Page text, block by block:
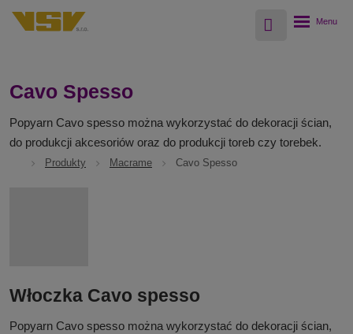
Vyhledávání
Rozbalení
Cavo Spesso
Popyarn Cavo spesso można wykorzystać do dekoracji ścian,
do produkcji akcesoriów oraz do produkcji toreb czy torebek.
Produkty Macrame Cavo Spesso
Włoczka Cavo spesso
Popyarn Cavo spesso można wykorzystać do dekoracji ścian,